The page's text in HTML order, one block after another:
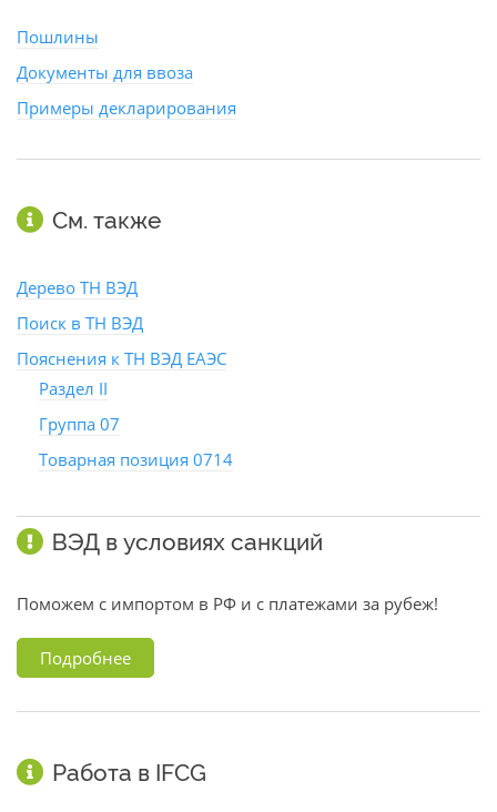
Пошлины
Документы для ввоза
Примеры декларирования
См. также
Дерево ТН ВЭД
Поиск в ТН ВЭД
Пояснения к ТН ВЭД ЕАЭС
Раздел II
Группа 07
Товарная позиция 0714
ВЭД в условиях санкций
Поможем с импортом в РФ и с платежами за рубеж!
Подробнее
Работа в IFCG